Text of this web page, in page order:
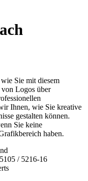
Sie mit diesem
Logos über
Ihnen, wie Sie kreative
gestalten können.
Sie keine
haben.
/ 5216-16